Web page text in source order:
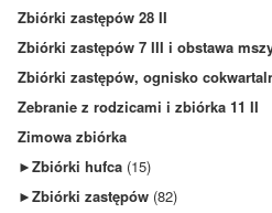
Zbiórki zastępów 28 II
Zbiórki zastępów 7 III i obstawa
Zbiórki zastępów, ognisko
Zebranie z rodzicami i zbiórka 11 II
Zimowa zbiórka
►Zbiórki hufca (15)
►Zbiórki zastępów (82)